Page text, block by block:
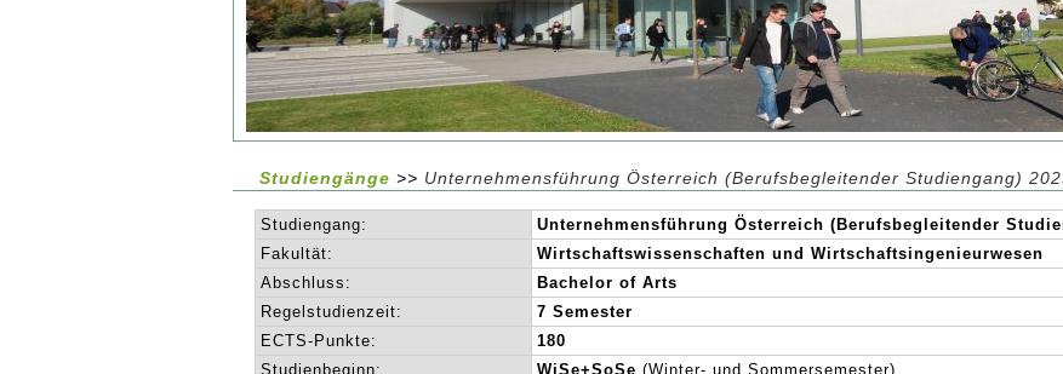
Studiengänge >> Unternehmensführung Österreich (Berufsbegleitender Studiengang)
Studiengang:
Unternehmensführung Österreich (Berufsbegleitender
Fakultät:
Wirtschaftswissenschaften und Wirtschaftsingenieurwesen
Abschluss:
Bachelor of Arts
Regelstudienzeit:
7 Semester
ECTS-Punkte:
180
Studienbeginn:
WiSe+SoSe (Winter- und Sommersemester)